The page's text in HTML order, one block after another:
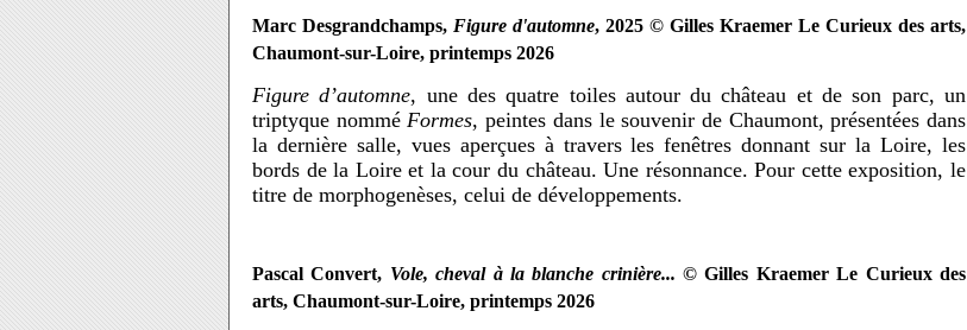
Marc Desgrandchamps, Figure d'automne, 2025 © Gilles Kraemer Le Curieux des arts,
Chaumont-sur-Loire, printemps 2026
Figure d’automne, une des quatre toiles autour du château et de son parc, un
triptyque nomméFormes, peintes dans le souvenir de Chaumont, présentées dans
la dernière salle, vues aperçues à travers les fenêtres donnant sur la Loire, les
bords de la Loire et la cour du château. Une résonnance. Pour cette exposition, le
titre de morphogenèses, celui de développements.
Pascal Convert, Vole, cheval à la blanche crinière... © Gilles Kraemer Le Curieux des
arts, Chaumont-sur-Loire, printemps 2026